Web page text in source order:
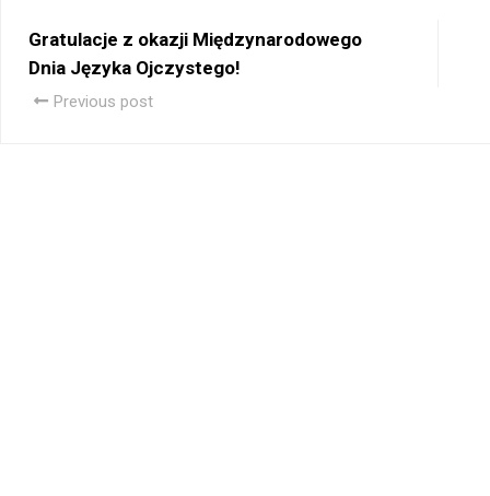
Gratulacje z okazji Międzynarodowego
Dnia Języka Ojczystego!
Previous post